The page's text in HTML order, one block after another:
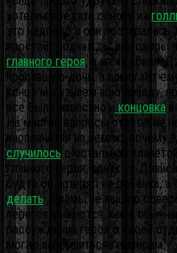
хотели передать основу из
это надоело и они
простой – однажды лютодоры
главного героя, а жену убили.
пропавшую дочь, а помогает
конце мы узнаем всю правду,
все было известно иконцовка
На многие вопросы ответы не
инопланетян на землю, почему
случилось с остальной
главного героя, однако у
будто он потерял не ребёнка, а
делать. Драмы не вышло
переговариваются, как в
рассуждений героя о своей
могло запомниться геймерам.